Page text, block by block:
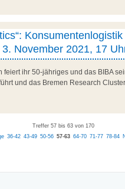
November 2021, 17
ihr 50-jähriges und das BIBA
und das Bremen Research
Treffer 57 bis 63 von 170
36-42 43-49 50-56 57-63 64-70 71-77 78-84